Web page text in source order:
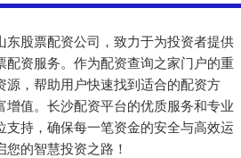
东股票配资公司，致力于为投资者提供
配资服务。作为配资查询之家门户的重
源，帮助用户快速找到适合的配资方
增值。长沙配资平台的优质服务和专业
支持，确保每一笔资金的安全与高效运
的智慧投资之路！